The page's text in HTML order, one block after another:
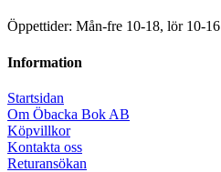
Öppettider: Mån-fre 10-18, lör 10-16
Information
Startsidan
Om Öbacka Bok AB
Köpvillkor
Kontakta oss
Returansökan